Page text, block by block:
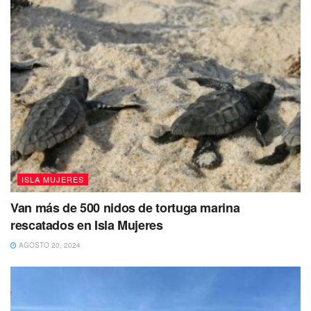
está en proceso de estudio y análisis por
parte de la autoridad aeronáutica para
aprobar los programas de inversión a futuro”,
estableció.
Vuelve a Leer
ISLA MUJERES
Van más de 500 nidos de tortuga marina
rescatados en Isla Mujeres
AGOSTO 20, 2024